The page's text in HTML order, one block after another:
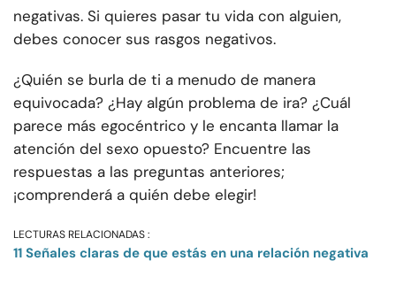
negativas. Si quieres pasar tu vida con alguien,
debes conocer sus rasgos negativos.
¿Quién se burla de ti a menudo de manera
equivocada? ¿Hay algún problema de ira? ¿Cuál
parece más egocéntrico y le encanta llamar la
atención del sexo opuesto? Encuentre las
respuestas a las preguntas anteriores;
¡comprenderá a quién debe elegir!
LECTURAS RELACIONADAS :
11 Señales claras de que estás en una relación negativa